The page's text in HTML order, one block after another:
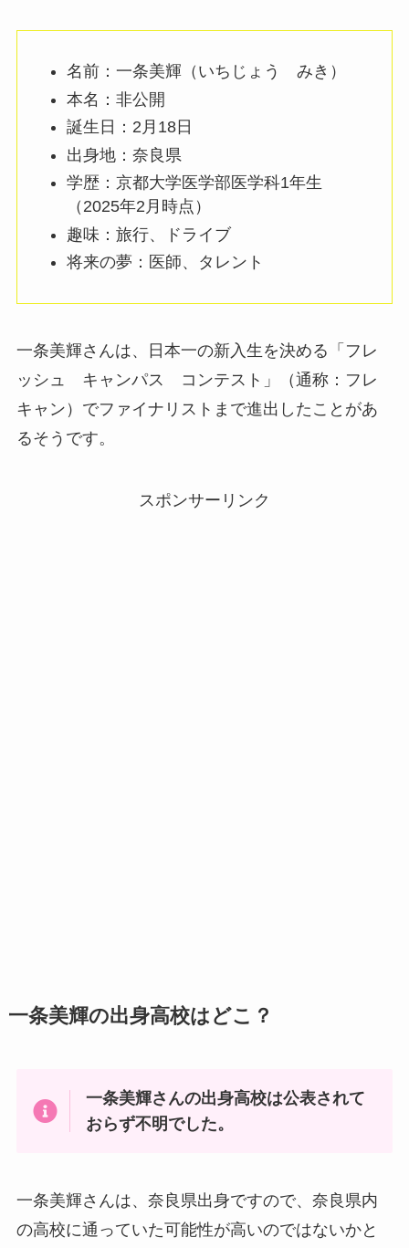
名前：一条美輝（いちじょう みき）
本名：非公開
誕生日：2月18日
出身地：奈良県
学歴：京都大学医学部医学科1年生
（2025年2月時点）
趣味：旅行、ドライブ
将来の夢：医師、タレント
一条美輝さんは、日本一の新入生を決める「フレ
ッシュ キャンパス コンテスト」（通称：フレ
キャン）でファイナリストまで進出したことがあ
るそうです。
スポンサーリンク
一条美輝の出身高校はどこ？
一条美輝さんの出身高校は公表されて
おらず不明でした。
一条美輝さんは、奈良県出身ですので、奈良県内
の高校に通っていた可能性が高いのではないかと